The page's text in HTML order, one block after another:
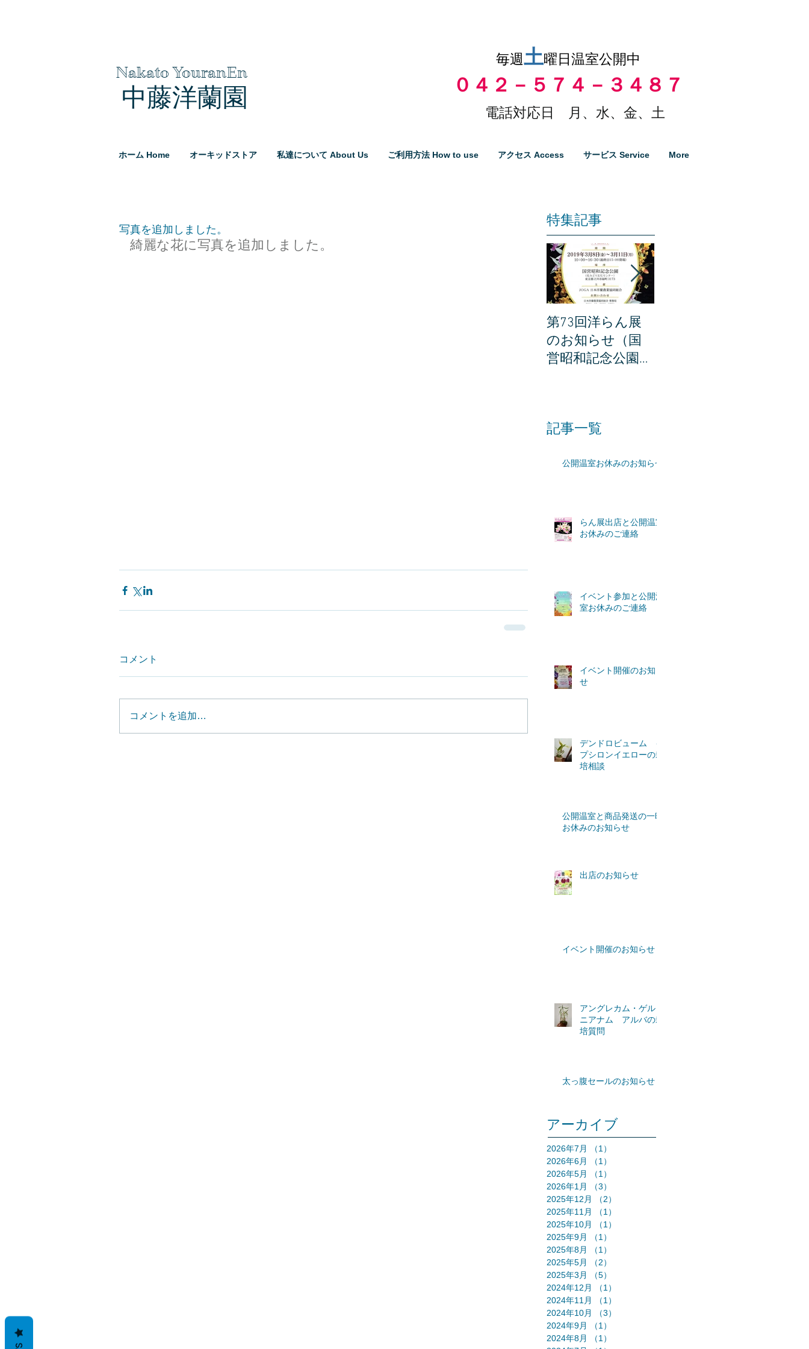
Nakato YouranEn
中藤洋蘭園
毎週土曜日温室公開中
０４２－５７４－３４８７
電話対応日 月、水、金、土
ホーム Home オーキッドストア 私達について About Us ご利用方法 How to use アクセス Access サービス Service More
写真を追加しました。
綺麗な花に写真を追加しました。
コメント
コメントを追加…
特集記事
第73回洋らん展
のお知らせ（国
営昭和記念公園・
記事一覧
公開温室お休みのお知らせ
らん展出店と公開温室
お休みのご連絡
イベント参加と公開温
室お休みのご連絡
イベント開催のお知ら
せ
デンドロビューム イ
プシロンイエローの栽
培相談
公開温室と商品発送の一時
お休みのお知らせ
出店のお知らせ
イベント開催のお知らせ
アングレカム・ゲルミ
ニアナム アルバの栽
培質問
太っ腹セールのお知らせ
アーカイブ
2026年7月 （1）
2026年6月
（1）
2026年5月
（1）
2026年1月
（3）
2025年12月
（2）
2025年11月
（1）
2025年10月
（1）
2025年9月
（1）
2025年8月
（1）
2025年5月
（2）
2025年3月
（5）
2024年12月
（1）
2024年11月
（1）
2024年10月
（3）
2024年9月
（1）
2024年8月
（1）